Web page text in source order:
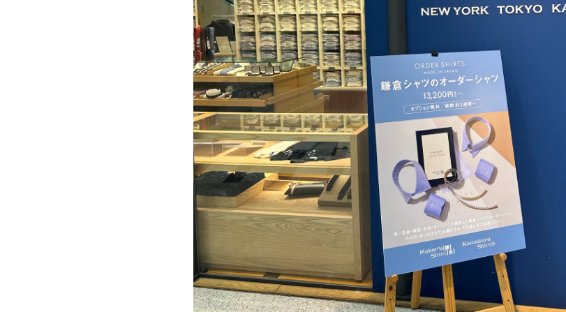
自
由
が
丘
MAST
店」。
九
品
仏